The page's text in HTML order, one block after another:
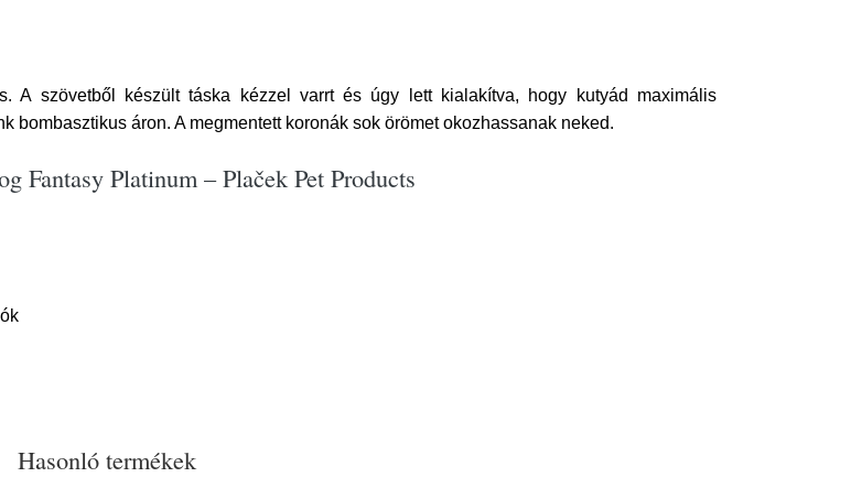
A szövetből készült táska kézzel varrt és úgy lett kialakítva, hogy kutyád maximális
bombasztikus áron. A megmentett koronák sok örömet okozhassanak neked.
Fantasy Platinum – Plaček Pet Products
Hasonló termékek